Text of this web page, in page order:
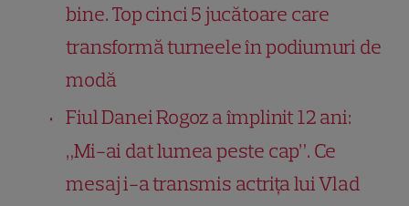
bine. Top cinci 5 jucătoare care
transformă turneele în podiumuri de
modă
Fiul Danei Rogoz a împlinit 12 ani:
„Mi-ai dat lumea peste cap”. Ce
mesaj i-a transmis actrița lui Vlad